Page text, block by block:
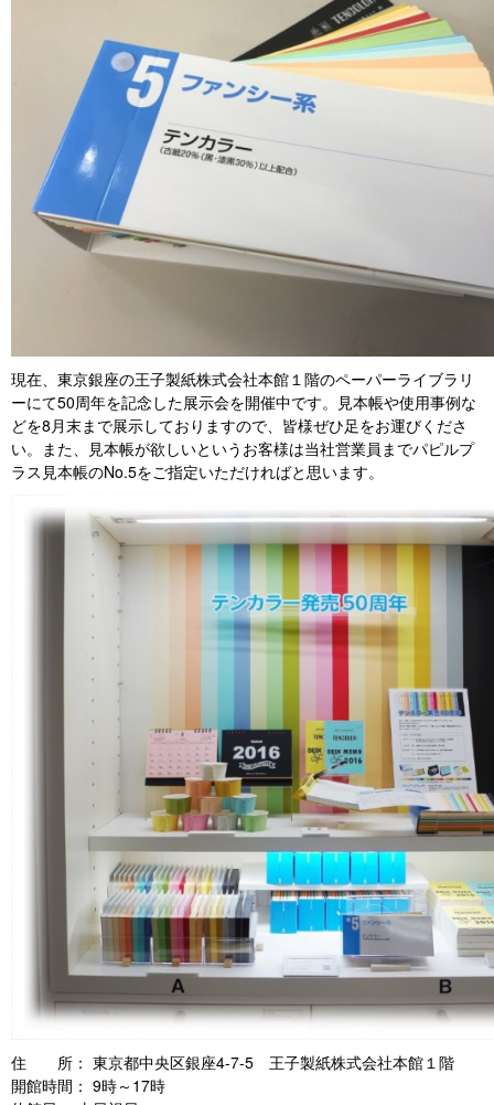
現在、東京銀座の王子製紙株式会社本館１階のペーパーライブラリ
ーにて50周年を記念した展示会を開催中です。見本帳や使用事例な
どを8月末まで展示しておりますので、皆様ぜひ足をお運びくださ
い。また、見本帳が欲しいというお客様は当社営業員までパピルプ
ラス見本帳のNo.5をご指定いただければと思います。
住 所： 東京都中央区銀座4-7-5 王子製紙株式会社本館１階
開館時間： 9時～17時